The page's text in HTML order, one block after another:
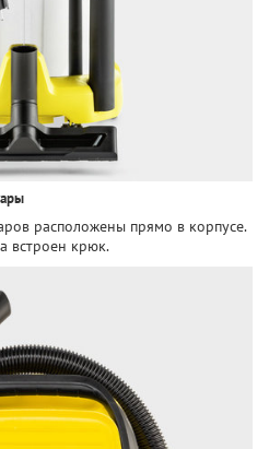
расположены прямо в корпусе.
встроен крюк.